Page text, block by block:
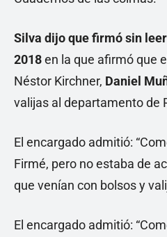
Silva dijo que firmó sin
2018en la que afirmó que
Néstor Kirchner, Daniel
valijas al departamento de
El encargado admitió:
Firmé, pero no estaba de
que venían con bolsos y
El encargado admitió: